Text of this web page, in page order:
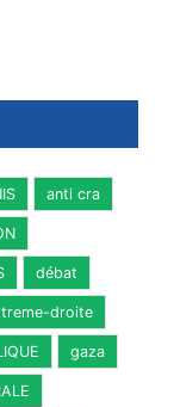
anti cra
débat
droite
gaza